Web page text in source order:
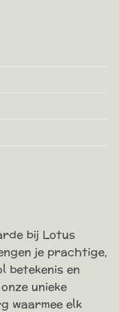
bij Lotus
je prachtige,
betekenis en
unieke
waarmee elk